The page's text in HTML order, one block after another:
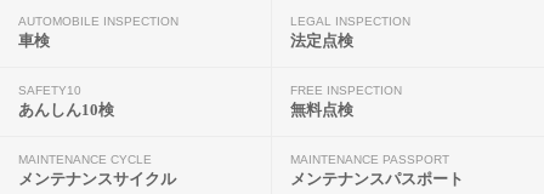
AUTOMOBILE INSPECTION
車検
LEGAL INSPECTION
法定点検
SAFETY10
あんしん10検
FREE INSPECTION
無料点検
MAINTENANCE CYCLE
メンテナンスサイクル
MAINTENANCE PASSPORT
メンテナンスパスポート